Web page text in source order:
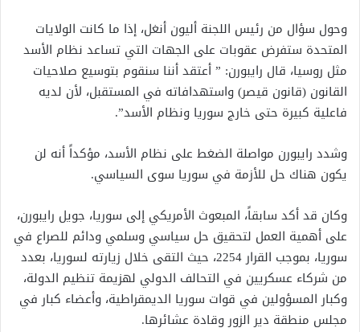
وحول سؤال من رئيس اللجنة أليون أنغل، إذا ما كانت الولايات
المتحدة ستفرض عقوبات على الجهات التي تساعد نظام الأسد
مثل روسيا، قال رايبورن: ” أعتقد أننا سنقوم بتوسيع صلاحيات
القانون (قانون قيصر) واستهدافاته في المستقبل، لأن لديه
فاعلية كبيرة حتى خارج سوريا ونظام الأسد”.
وشدد رايبورن مواصلة الضغط على نظام الأسد، مؤكداً أنه لن
يكون هناك حل للأزمة في سوريا سوى السياسي.
وكان قد أكد سابقاً، المبعوث الأمريكي إلى سوريا، جويل رايبورن،
على أهمية العمل لتحقيق حل سياسي وسلمي ودائم للصراع في
سوريا، بموجب القرار 2254، حيث التقى خلال زيارته لسوريا، بعدد
من شركاء عسكريين في التحالف الدولي لهزيمة تنظيم الدولة،
وكبار المسؤولين في قوات سوريا الديمقراطية، وأعضاء كبار في
مجلس منطقة دير الزور وقادة عشائرها.